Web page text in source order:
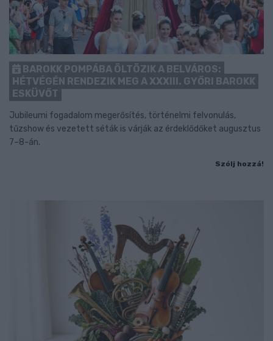
BAROKK POMPÁBA ÖLTÖZIK A BELVÁROS:
HÉTVÉGÉN RENDEZIK MEG A XXXIII. GYŐRI BAROKK
ESKÜVŐT
Jubileumi fogadalom megerősítés, történelmi felvonulás,
tűzshow és vezetett séták is várják az érdeklődőket augusztus
7–8-án.
Szólj hozzá!